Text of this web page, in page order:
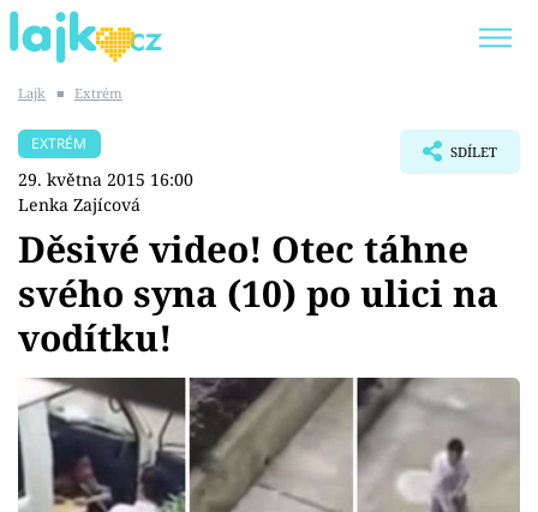
SHOPAHOLICADEL
Témata
Showbyznys
Youtubeři
Virály
Lajk ■ Extrém
EXTRÉM
29. května 2015 16:00
Lenka Zajícová
SDÍLET
Děsivé video! Otec táhne
svého syna (10) po ulici na
vodítku!